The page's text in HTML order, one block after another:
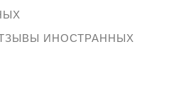
ИНОСТРАННЫХ